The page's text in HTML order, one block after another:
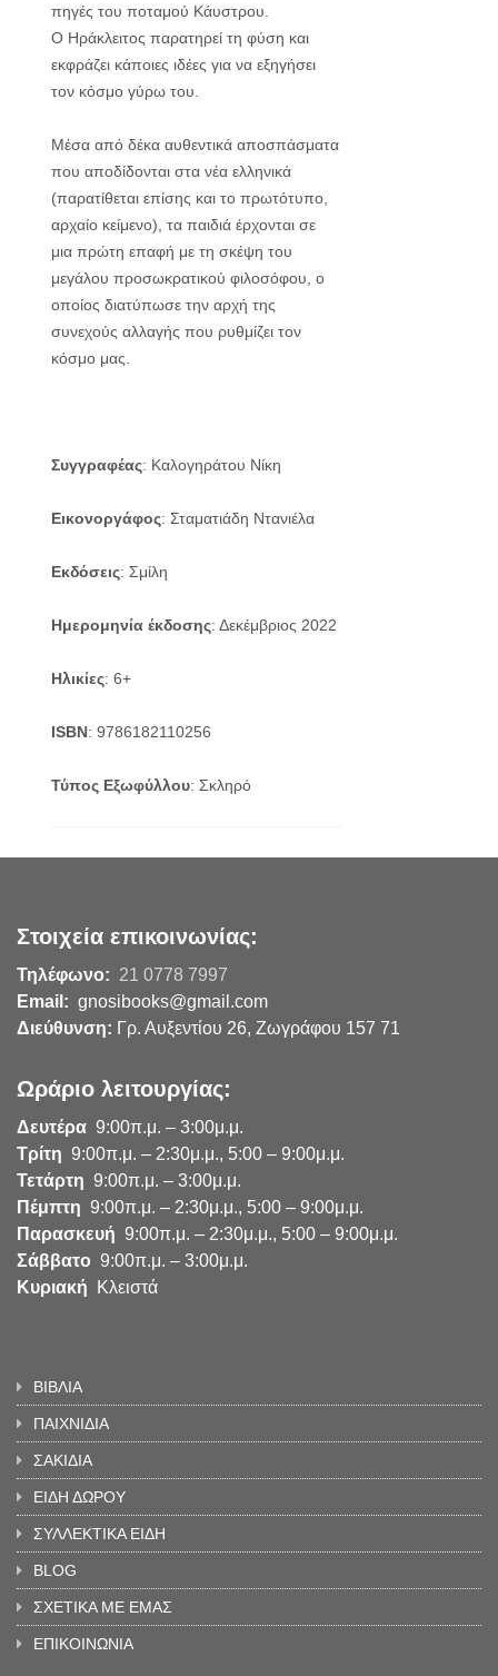
πηγές του ποταμού Κάυστρου.
O Ηράκλειτος παρατηρεί τη φύση και
εκφράζει κάποιες ιδέες για να εξηγήσει
τον κόσμο γύρω του.
Μέσα από δέκα αυθεντικά αποσπάσματα
που αποδίδονται στα νέα ελληνικά
(παρατίθεται επίσης και το πρωτότυπο,
αρχαίο κείμενο), τα παιδιά έρχονται σε
μια πρώτη επαφή με τη σκέψη του
μεγάλου προσωκρατικού φιλοσόφου, ο
οποίος διατύπωσε την αρχή της
συνεχούς αλλαγής που ρυθμίζει τον
κόσμο μας.
Συγγραφέας: Καλογηράτου Νίκη
Εικονοργάφος: Σταματιάδη Ντανιέλα
Εκδόσεις: Σμίλη
Ημερομηνία έκδοσης: Δεκέμβριος 2022
Ηλικίες: 6+
ISBN: 9786182110256
Τύπος Εξωφύλλου: Σκληρό
Στοιχεία επικοινωνίας:
Τηλέφωνο: 21 0778 7997
Email: gnosibooks@gmail.com
Διεύθυνση: Γρ. Αυξεντίου 26, Ζωγράφου 157 71
Ωράριο λειτουργίας:
Δευτέρα 9:00π.μ. – 3:00μ.μ.
Τρίτη 9:00π.μ. – 2:30μ.μ., 5:00 – 9:00μ.μ.
Τετάρτη 9:00π.μ. – 3:00μ.μ.
Πέμπτη 9:00π.μ. – 2:30μ.μ., 5:00 – 9:00μ.μ.
Παρασκευή 9:00π.μ. – 2:30μ.μ., 5:00 – 9:00μ.μ.
Σάββατο 9:00π.μ. – 3:00μ.μ.
Κυριακή Κλειστά
ΒΙΒΛΙΑ
ΠΑΙΧΝΙΔΙΑ
ΣΑΚΙΔΙΑ
ΕΙΔΗ ΔΩΡΟΥ
ΣΥΛΛΕΚΤΙΚΑ ΕΙΔΗ
BLOG
ΣΧΕΤΙΚΑ ΜΕ ΕΜΑΣ
ΕΠΙΚΟΙΝΩΝΙΑ